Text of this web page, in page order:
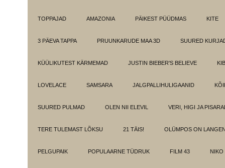
TOPPAJAD AMAZONIA PÄIKEST PÜÜDMAS KITE
3 PÄEVA TAPPA PRUUNKARUDE MAA 3D SUURED
KÜÜLIKUTEST KÄRMEMAD JUSTIN BIEBER'S BELIEVE
LOVELACE SAMSARA JALGPALLIHULIGAANID
SUURED PULMAD OLEN NII ELEVIL VERI, HIGI JA
TERE TULEMAST LÕKSU 21 TÄIS! OLÜMPOS ON
PELGUPAIK POPULAARNE TÜDRUK FILM 43 NIKO